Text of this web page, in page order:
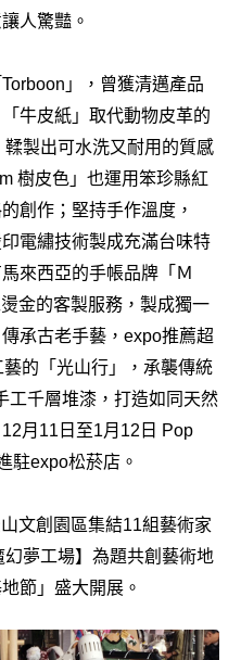
人驚豔。
」，曾獲清邁產品
牛皮紙」取代動物皮革的
製出可水洗又耐用的質感
樹皮色」也運用笨珍縣紅
創作；堅持手作溫度，
電繡技術製成充滿台味特
來西亞的手帳品牌「Ｍ
金的客製服務，製成獨一
承古老手藝，expo推薦超
的「光山行」，承襲傳統
工千層堆漆，打造如同天然
月11日至1月12日 Pop
駐expo松菸店。
文創園區集結11組藝術家
夢工場】為題共創藝術地
節」盛大開展。